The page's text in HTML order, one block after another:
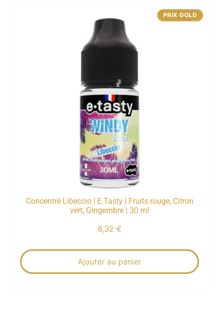
Concentré Libeccio | E.Tasty | Fruits rouge, Citron
vert, Gingembre | 30 ml
6,32 €
Ajouter au panier
PRIX GOLD